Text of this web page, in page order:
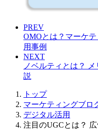
PREV
OMOとは？マーケ
用事例
NEXT
ノベルティとは？
説
トップ
マーケティングブロ
デジタル活用
注目のUGCとは？